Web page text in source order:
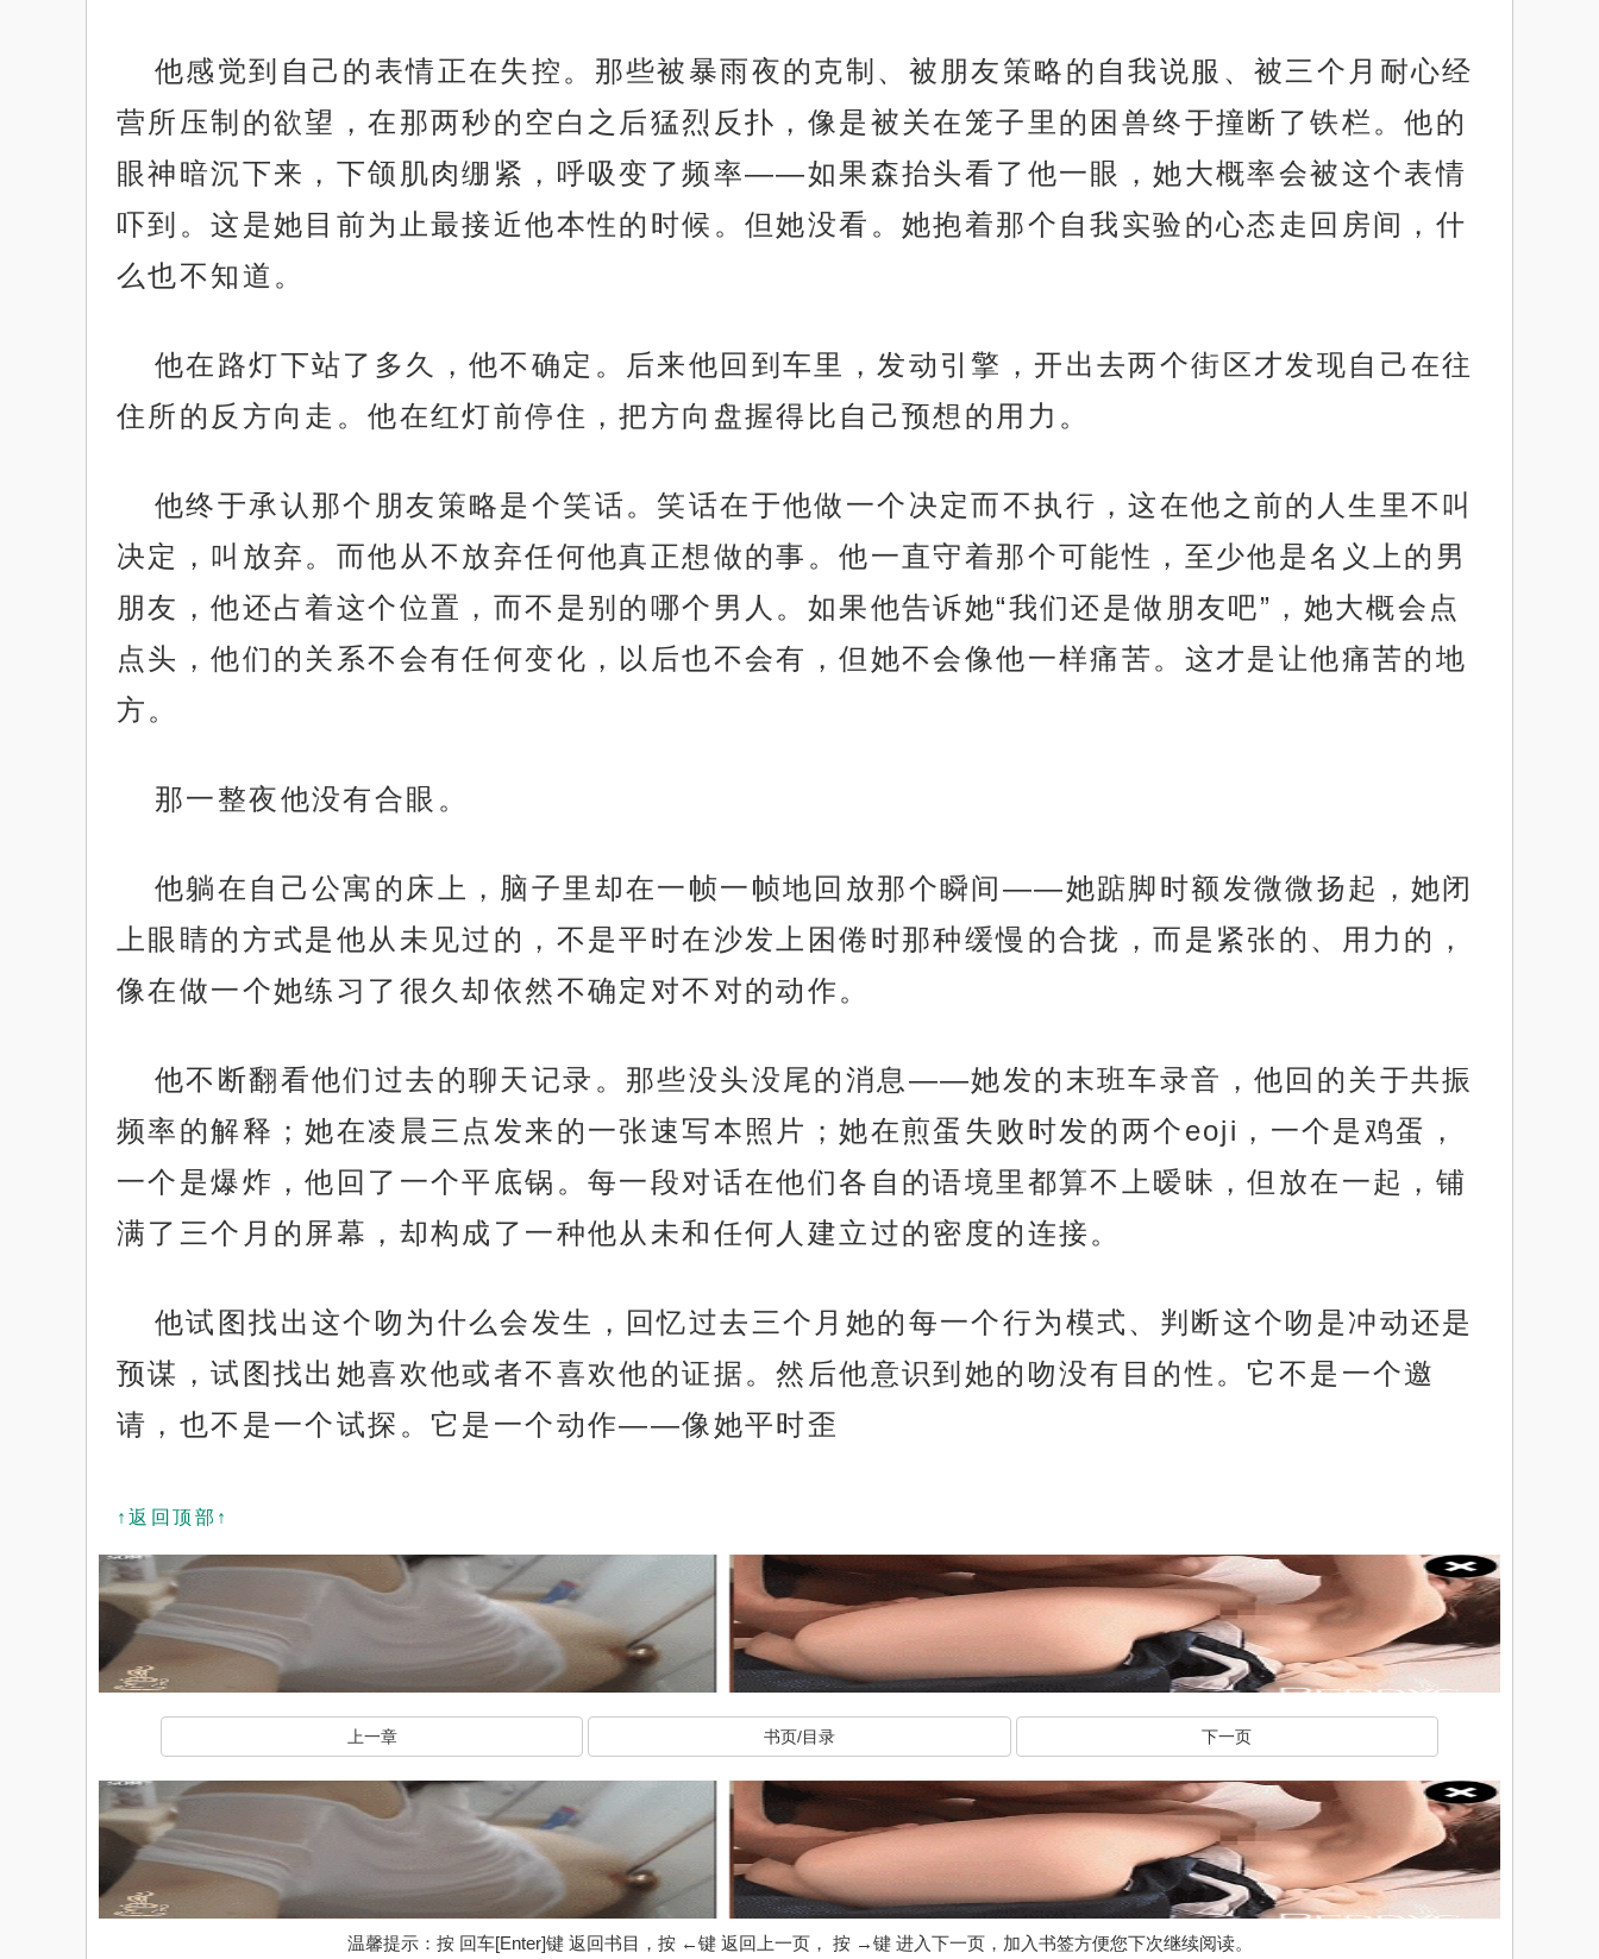
他感觉到自己的表情正在失控。那些被暴雨夜的克制、被朋友策略的自我说服、被三个月耐心经
营所压制的欲望，在那两秒的空白之后猛烈反扑，像是被关在笼子里的困兽终于撞断了铁栏。他的
眼神暗沉下来，下颌肌肉绷紧，呼吸变了频率——如果森抬头看了他一眼，她大概率会被这个表情
吓到。这是她目前为止最接近他本性的时候。但她没看。她抱着那个自我实验的心态走回房间，什
么也不知道。
他在路灯下站了多久，他不确定。后来他回到车里，发动引擎，开出去两个街区才发现自己在往
住所的反方向走。他在红灯前停住，把方向盘握得比自己预想的用力。
他终于承认那个朋友策略是个笑话。笑话在于他做一个决定而不执行，这在他之前的人生里不叫
决定，叫放弃。而他从不放弃任何他真正想做的事。他一直守着那个可能性，至少他是名义上的男
朋友，他还占着这个位置，而不是别的哪个男人。如果他告诉她“我们还是做朋友吧”，她大概会点
点头，他们的关系不会有任何变化，以后也不会有，但她不会像他一样痛苦。这才是让他痛苦的地
方。
那一整夜他没有合眼。
他躺在自己公寓的床上，脑子里却在一帧一帧地回放那个瞬间——她踮脚时额发微微扬起，她闭
上眼睛的方式是他从未见过的，不是平时在沙发上困倦时那种缓慢的合拢，而是紧张的、用力的，
像在做一个她练习了很久却依然不确定对不对的动作。
他不断翻看他们过去的聊天记录。那些没头没尾的消息——她发的末班车录音，他回的关于共振
频率的解释；她在凌晨三点发来的一张速写本照片；她在煎蛋失败时发的两个eoji，一个是鸡蛋，
一个是爆炸，他回了一个平底锅。每一段对话在他们各自的语境里都算不上暧昧，但放在一起，铺
满了三个月的屏幕，却构成了一种他从未和任何人建立过的密度的连接。
他试图找出这个吻为什么会发生，回忆过去三个月她的每一个行为模式、判断这个吻是冲动还是
预谋，试图找出她喜欢他或者不喜欢他的证据。然后他意识到她的吻没有目的性。它不是一个邀
请，也不是一个试探。它是一个动作——像她平时歪
↑返回顶部↑
上一章 书页/目录 下一页
温馨提示：按 回车[Enter]键 返回书目，按 ←键 返回上一页， 按 →键 进入下一页，加入书签方便您下次继续阅读。